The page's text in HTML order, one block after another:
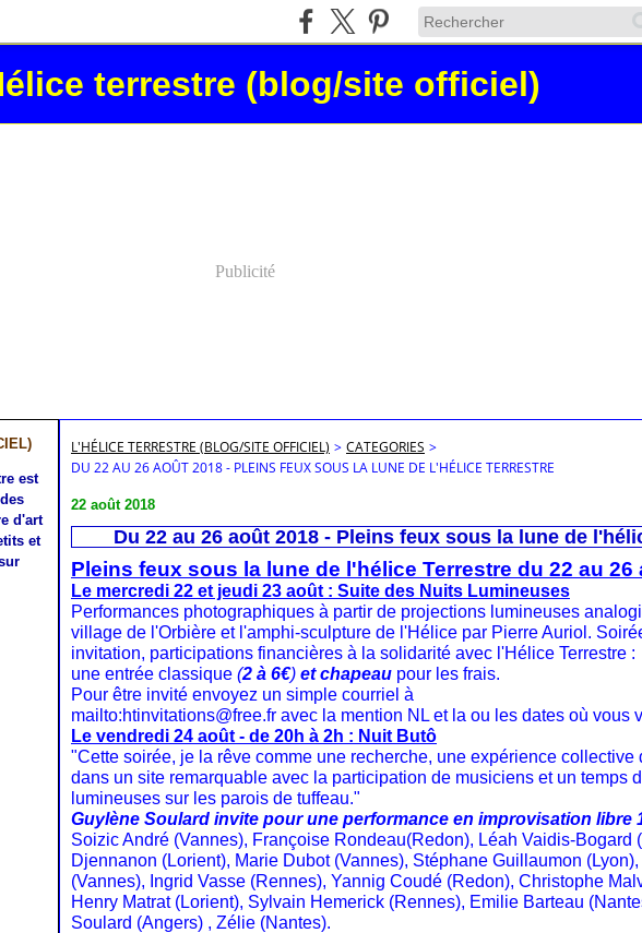
terrestre (blog/site officiel)
Publicité
est
d'art
et
L'HÉLICE TERRESTRE (BLOG/SITE OFFICIEL) > CATEGORIES >
DU 22 AU 26 AOÛT 2018 - PLEINS FEUX SOUS LA LUNE DE L'HÉLICE TERRESTRE
22 août 2018
Du 22 au 26 août 2018 - Pleins feux sous la lune de
Pleins feux sous la lune de l'hélice Terrestre du 22 au 26
Le mercredi 22 et jeudi 23 août : Suite des Nuits Lumineuses
Performances photographiques à partir de projections lumineuses
village de l'Orbière et l'amphi-sculpture de l'Hélice par Pierre Auriol.
invitation, participations financières à la solidarité avec l'Hélice Terrestre :
une entrée classique (2 à 6€) et chapeau pour les frais.
Pour être invité envoyez un simple courriel à
mailto:htinvitations@free.fr avec la mention NL et la ou les dates où vous
Le vendredi 24 août - de 20h à 2h : Nuit Butô
"Cette soirée, je la rêve comme une recherche, une expérience collective
dans un site remarquable avec la participation de musiciens et un temps
lumineuses sur les parois de tuffeau."
Guylène Soulard invite pour une performance en improvisation libre
Soizic André (Vannes), Françoise Rondeau(Redon), Léah Vaidis-Bogard
Djennanon (Lorient), Marie Dubot (Vannes), Stéphane Guillaumon
(Vannes), Ingrid Vasse (Rennes), Yannig Coudé (Redon), Christophe
Henry Matrat (Lorient), Sylvain Hemerick (Rennes), Emilie Barteau
Soulard (Angers) , Zélie (Nantes).